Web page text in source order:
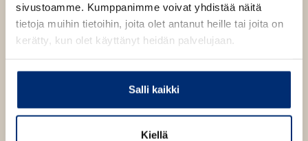
sivustoamme. Kumppanimme voivat yhdistää näitä
tietoja muihin tietoihin, joita olet antanut heille tai joita on
kerätty, kun olet käyttänyt heidän palvelujaan.
Salli kaikki
Kiellä